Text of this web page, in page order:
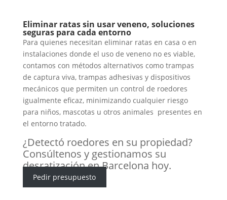
Eliminar ratas sin usar veneno, soluciones
seguras para cada entorno
Para quienes necesitan eliminar ratas en casa o en
instalaciones donde el uso de veneno no es viable,
contamos con métodos alternativos como trampas
de captura viva, trampas adhesivas y dispositivos
mecánicos que permiten un control de roedores
igualmente eficaz, minimizando cualquier riesgo
para niños, mascotas u otros animales presentes en
el entorno tratado.
¿Detectó roedores en su propiedad?
Consúltenos y gestionamos su
desratización en Barcelona hoy.
Pedir presupuesto